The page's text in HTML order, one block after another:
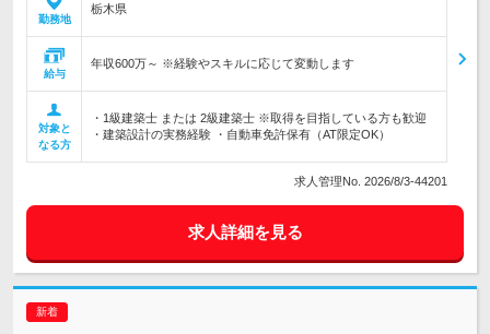
勤務地
栃木県
給与
年収600万～ ※経験やスキルに応じて変動します
対象と
なる方
・1級建築士 または 2級建築士 ※取得を目指している方も歓迎
・建築設計の実務経験 ・自動車免許保有（AT限定OK）
求人管理No. 2026/8/3-44201
求人詳細を見る